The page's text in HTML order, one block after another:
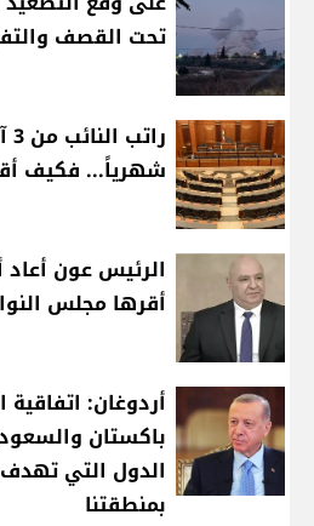
تحت القصف
شهرياً... فكيف
الرئيس عون أعاد
أقرها مجلس
أردوغان:
باكستان
الدول التي
بمنطقتنا